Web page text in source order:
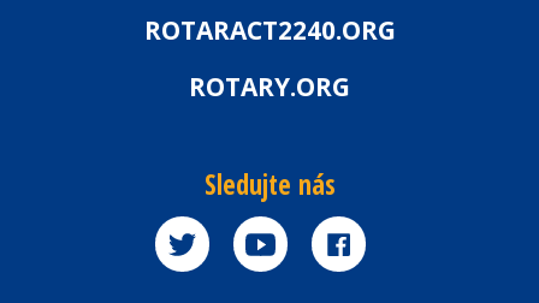
ROTARACT2240.ORG
ROTARY.ORG
Sledujte nás